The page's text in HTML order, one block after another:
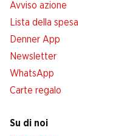
Avviso azione
Lista della spesa
Denner App
Newsletter
WhatsApp
Carte regalo
Su di noi